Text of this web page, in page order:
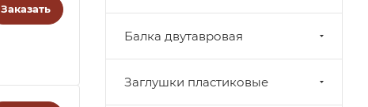
Заказать
Балка двутавровая
Заглушки пластиковые